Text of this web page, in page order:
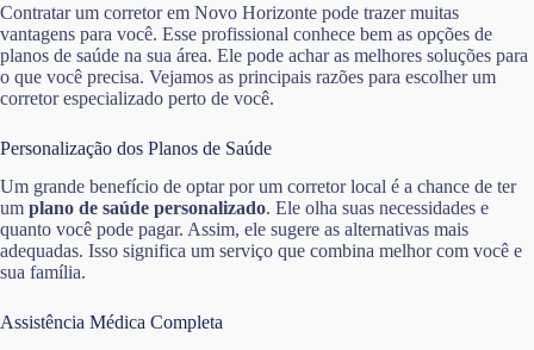
Contratar um corretor em Novo Horizonte pode trazer muitas
vantagens para você. Esse profissional conhece bem as opções de
planos de saúde na sua área. Ele pode achar as melhores soluções para
o que você precisa. Vejamos as principais razões para escolher um
corretor especializado perto de você.
Personalização dos Planos de Saúde
Um grande benefício de optar por um corretor local é a chance de ter
um plano de saúde personalizado. Ele olha suas necessidades e
quanto você pode pagar. Assim, ele sugere as alternativas mais
adequadas. Isso significa um serviço que combina melhor com você e
sua família.
Assistência Médica Completa